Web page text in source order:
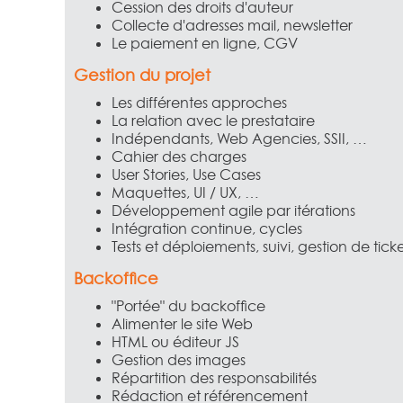
Cession des droits d'auteur
Collecte d'adresses mail, newsletter
Le paiement en ligne, CGV
Gestion du projet
Les différentes approches
La relation avec le prestataire
Indépendants, Web Agencies, SSII, …
Cahier des charges
User Stories, Use Cases
Maquettes, UI / UX, …
Développement agile par itérations
Intégration continue, cycles
Tests et déploiements, suivi, gestion de
Backoffice
"Portée" du backoffice
Alimenter le site Web
HTML ou éditeur JS
Gestion des images
Répartition des responsabilités
Rédaction et référencement